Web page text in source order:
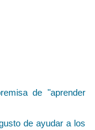
de "aprender
de ayudar a los